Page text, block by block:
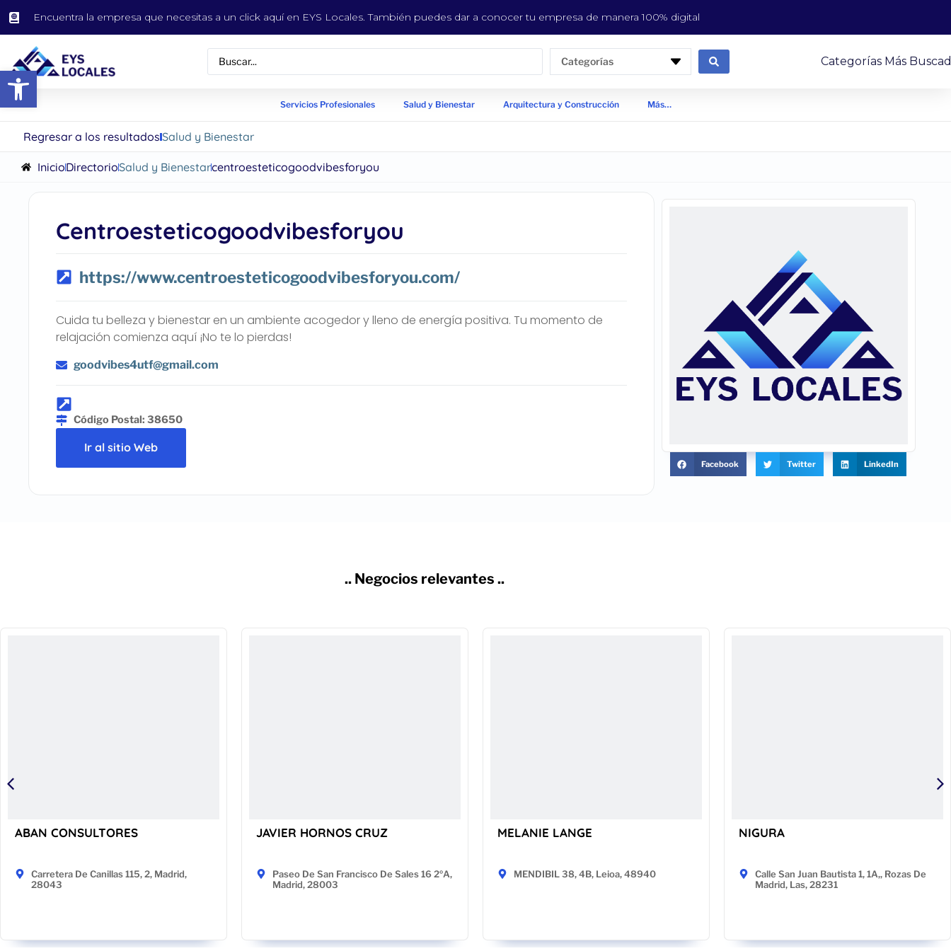
Abrir barra de herramientas
Encuentra la empresa que necesitas a un click aquí en EYS Locales. También puedes dar a conocer tu empresa de manera 100% digital
Categorías Categorías Más
Servicios Profesionales Salud y Bienestar Arquitectura y Construcción Más…
Regresar a los resultadosSalud y Bienestar
InicioDirectorioSalud y Bienestarcentroesteticogoodvibesforyou
Centroesteticogoodvibesforyou
https://www.centroesteticogoodvibesforyou.com/
Cuida tu belleza y bienestar en un ambiente acogedor y lleno de energía positiva. Tu momento de
relajación comienza aquí ¡No te lo pierdas!
goodvibes4utf@gmail.com
Código Postal: 38650
Ir al sitio Web
Facebook Twitter LinkedIn
.. Negocios relevantes ..
ABAN CONSULTORES
Carretera De Canillas 115, 2, Madrid,
28043
JAVIER HORNOS CRUZ
Paseo De San Francisco De Sales 16 2ºA,
Madrid, 28003
MELANIE LANGE
MENDIBIL 38, 4B, Leioa, 48940
NIGURA
Calle San Juan Bautista 1, 1A,, Rozas De
Madrid, Las, 28231